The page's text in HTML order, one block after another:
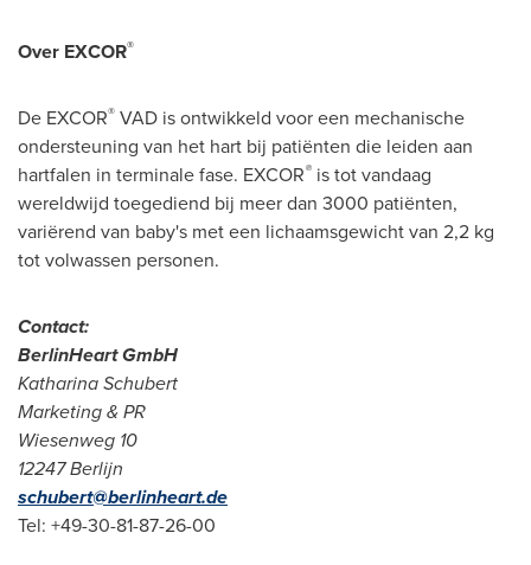
Over EXCOR®
De EXCOR® VAD is ontwikkeld voor een mechanische
ondersteuning van het hart bij patiënten die leiden aan
hartfalen in terminale fase. EXCOR® is tot vandaag
wereldwijd toegediend bij meer dan 3000 patiënten,
variërend van baby's met een lichaamsgewicht van 2,2 kg
tot volwassen personen.
Contact:
BerlinHeart GmbH
Katharina Schubert
Marketing & PR
Wiesenweg 10
12247Berlijn
schubert@berlinheart.de
Tel: +49-30-81-87-26-00